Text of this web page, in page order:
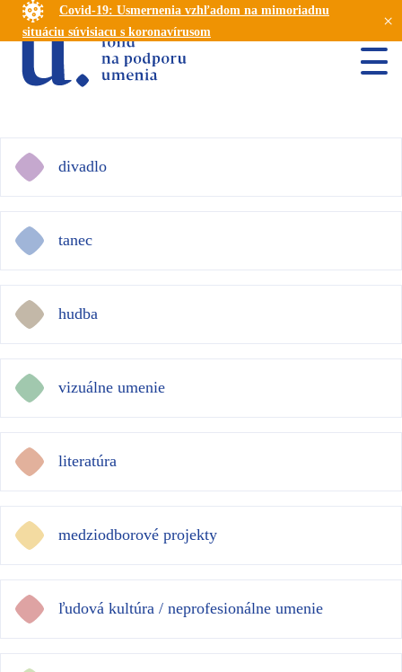
Covid-19: Usmernenia vzhľadom na mimoriadnu
situáciu súvisiacu s koronavírusom
×
divadlo
tanec
hudba
vizuálne umenie
literatúra
medziodborové projekty
ľudová kultúra / neprofesionálne umenie